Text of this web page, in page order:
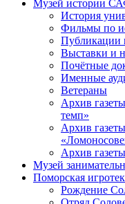
Музей истории
История
Фильмы по
Публикации
Выставки и
Почётные
Именные
Ветераны
Архив
темп»
Архив
Архив
Музей
Поморская
Рождение